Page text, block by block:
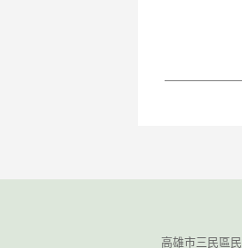
高雄市三民區